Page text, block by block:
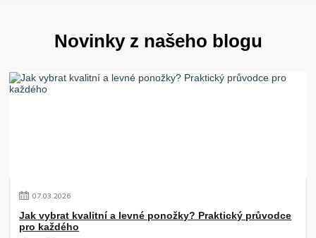
Novinky z našeho blogu
07.03.2026
Jak vybrat kvalitní a levné ponožky? Praktický průvodce
pro každého